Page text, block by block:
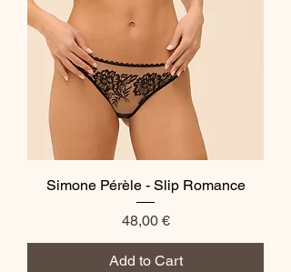
Simone Pérèle - Slip Romance
Price
48,00 €
Add to Cart